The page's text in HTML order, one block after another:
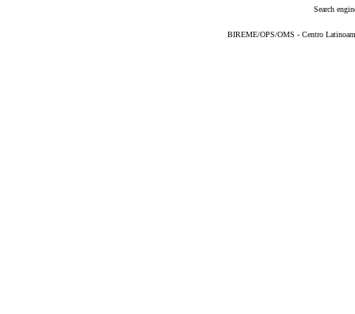
Search
BIREME/OPS/OMS - Centro